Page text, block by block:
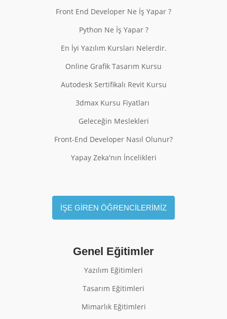
Front End Developer Ne İş Yapar ?
Python Ne İş Yapar ?
En İyi Yazılım Kursları Nelerdir.
Online Grafik Tasarım Kursu
Autodesk Sertifikalı Revit Kursu
3dmax Kursu Fiyatları
Geleceğin Meslekleri
Front-End Developer Nasıl Olunur?
Yapay Zeka'nın İncelikleri
İŞE GİREN ÖĞRENCİLERİMİZ
Genel Eğitimler
Yazılım Eğitimleri
Tasarım Eğitimleri
Mimarlık Eğitimleri